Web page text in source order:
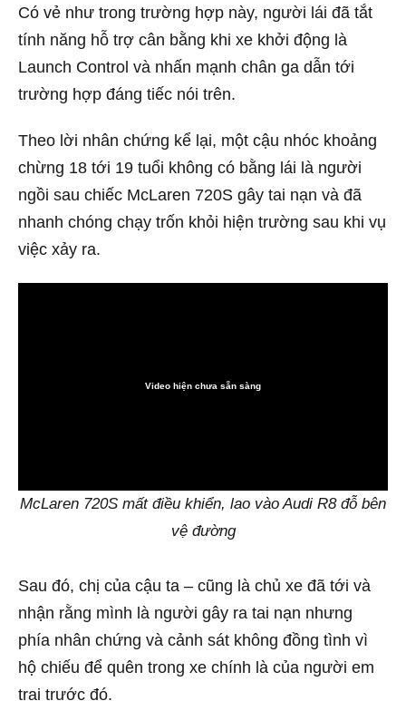
Có vẻ như trong trường hợp này, người lái đã tắt
tính năng hỗ trợ cân bằng khi xe khởi động là
Launch Control và nhấn mạnh chân ga dẫn tới
trường hợp đáng tiếc nói trên.
Theo lời nhân chứng kể lại, một cậu nhóc khoảng
chừng 18 tới 19 tuổi không có bằng lái là người
ngồi sau chiếc McLaren 720S gây tai nạn và đã
nhanh chóng chạy trốn khỏi hiện trường sau khi vụ
việc xảy ra.
Video hiện chưa sẵn sàng
McLaren 720S mất điều khiển, lao vào Audi R8 đỗ bên
vệ đường
Sau đó, chị của cậu ta – cũng là chủ xe đã tới và
nhận rằng mình là người gây ra tai nạn nhưng
phía nhân chứng và cảnh sát không đồng tình vì
hộ chiếu để quên trong xe chính là của người em
trai trước đó.